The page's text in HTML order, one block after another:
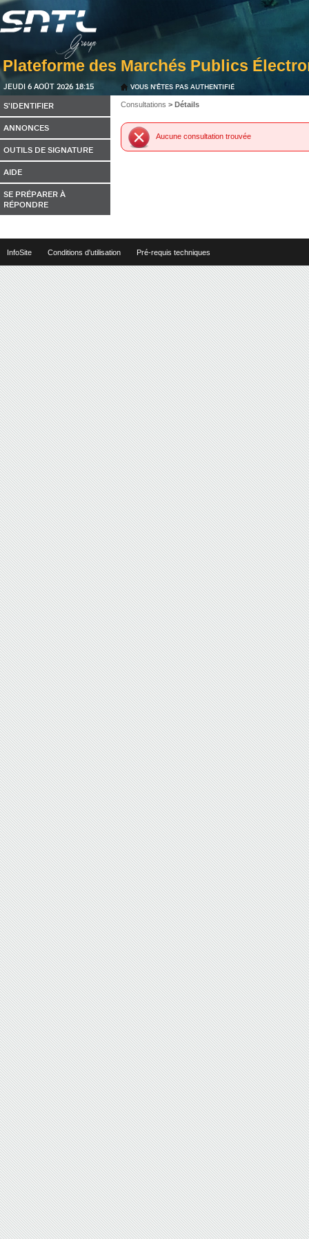
JEUDI 6 AOÛT 2026 18:15 VOUS N'ÊTES PAS AUTHENTIFIÉ
S'IDENTIFIER
ANNONCES
OUTILS DE SIGNATURE
AIDE
SE PRÉPARER À
RÉPONDRE
Consultations > Détails
Aucune consultation trouvée
InfoSite Conditions d'utilisation Pré-requis techniques